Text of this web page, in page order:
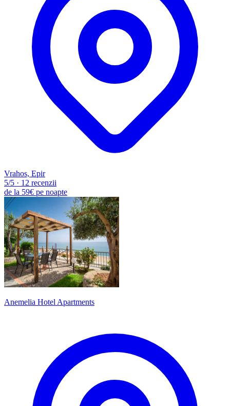
Vrahos, Epir
5/5 · 12 recenzii
de la 59€ pe noapte
Anemelia Hotel Apartments